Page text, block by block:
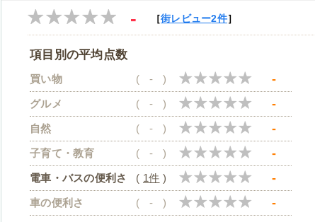
- ［街レビュー2件］
項目別の平均点数
買い物 ( - ) -
グルメ ( - ) -
自然 ( - ) -
子育て・教育 ( - ) -
電車・バスの便利さ ( 1件 ) -
車の便利さ ( - ) -